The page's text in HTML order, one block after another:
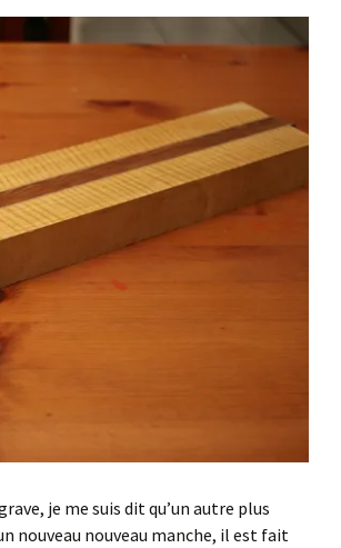
je me suis dit qu’un autre plus
nouveau nouveau manche, il est fait